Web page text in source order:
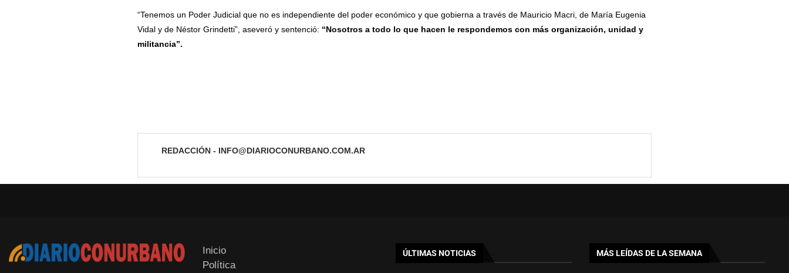
“Tenemos un Poder Judicial que no es independiente del poder económico y que gobierna a través de Mauricio Macri, de María Eugenia
Vidal y de Néstor Grindetti”, aseveró y sentenció: “Nosotros a todo lo que hacen le respondemos con más organización, unidad y
militancia”.
REDACCIÓN - INFO@DIARIOCONURBANO.COM.AR
Inicio
Política
ÚLTIMAS NOTICIAS MÁS LEÍDAS DE LA SEMANA